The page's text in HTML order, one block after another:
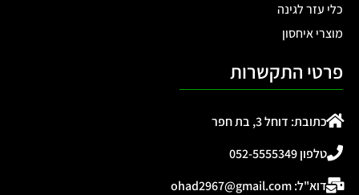
כלי עזר לגינה
מוצרי איחסון
פרטי התקשרות
כתובת: דוחל 3, בת חפר
טלפון 052-5555349
דוא"ל: ohad2967@gmail.com